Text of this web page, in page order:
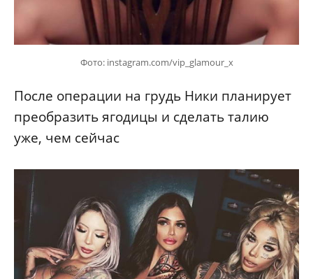
Фото: instagram.com/vip_glamour_x
После операции на грудь Ники планирует
преобразить ягодицы и сделать талию
уже, чем сейчас